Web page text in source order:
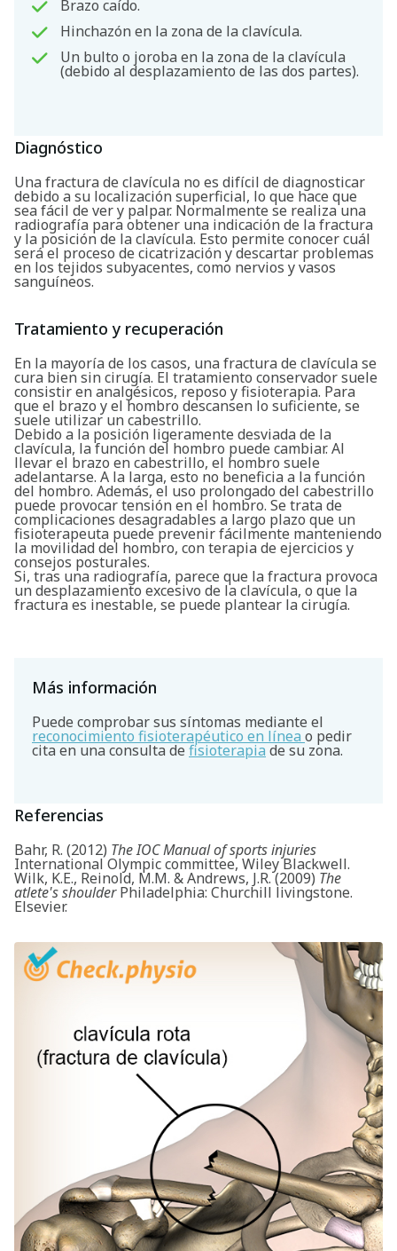
Buscar
Brazo caído.
Hinchazón en la zona de la clavícula.
Un bulto o joroba en la zona de la clavícula
(debido al desplazamiento de las dos partes).
Diagnóstico
Una fractura de clavícula no es difícil de diagnosticar
debido a su localización superficial, lo que hace que
sea fácil de ver y palpar. Normalmente se realiza una
radiografía para obtener una indicación de la fractura
y la posición de la clavícula. Esto permite conocer cuál
será el proceso de cicatrización y descartar problemas
en los tejidos subyacentes, como nervios y vasos
sanguíneos.
Tratamiento y recuperación
En la mayoría de los casos, una fractura de clavícula se
cura bien sin cirugía. El tratamiento conservador suele
consistir en analgésicos, reposo y fisioterapia. Para
que el brazo y el hombro descansen lo suficiente, se
suele utilizar un cabestrillo.
Debido a la posición ligeramente desviada de la
clavícula, la función del hombro puede cambiar. Al
llevar el brazo en cabestrillo, el hombro suele
adelantarse. A la larga, esto no beneficia a la función
del hombro. Además, el uso prolongado del cabestrillo
puede provocar tensión en el hombro. Se trata de
complicaciones desagradables a largo plazo que un
fisioterapeuta puede prevenir fácilmente manteniendo
la movilidad del hombro, con terapia de ejercicios y
consejos posturales.
Si, tras una radiografía, parece que la fractura provoca
un desplazamiento excesivo de la clavícula, o que la
fractura es inestable, se puede plantear la cirugía.
Más información
Puede comprobar sus síntomas mediante el
reconocimiento fisioterapéutico en línea o pedir
cita en una consulta defisioterapiade su zona.
Referencias
Bahr, R. (2012) The IOC Manual of sports injuries
International Olympic committee, Wiley Blackwell.
Wilk, K.E., Reinold, M.M. & Andrews, J.R. (2009) The
atlete's shoulderPhiladelphia: Churchill livingstone.
Elsevier.